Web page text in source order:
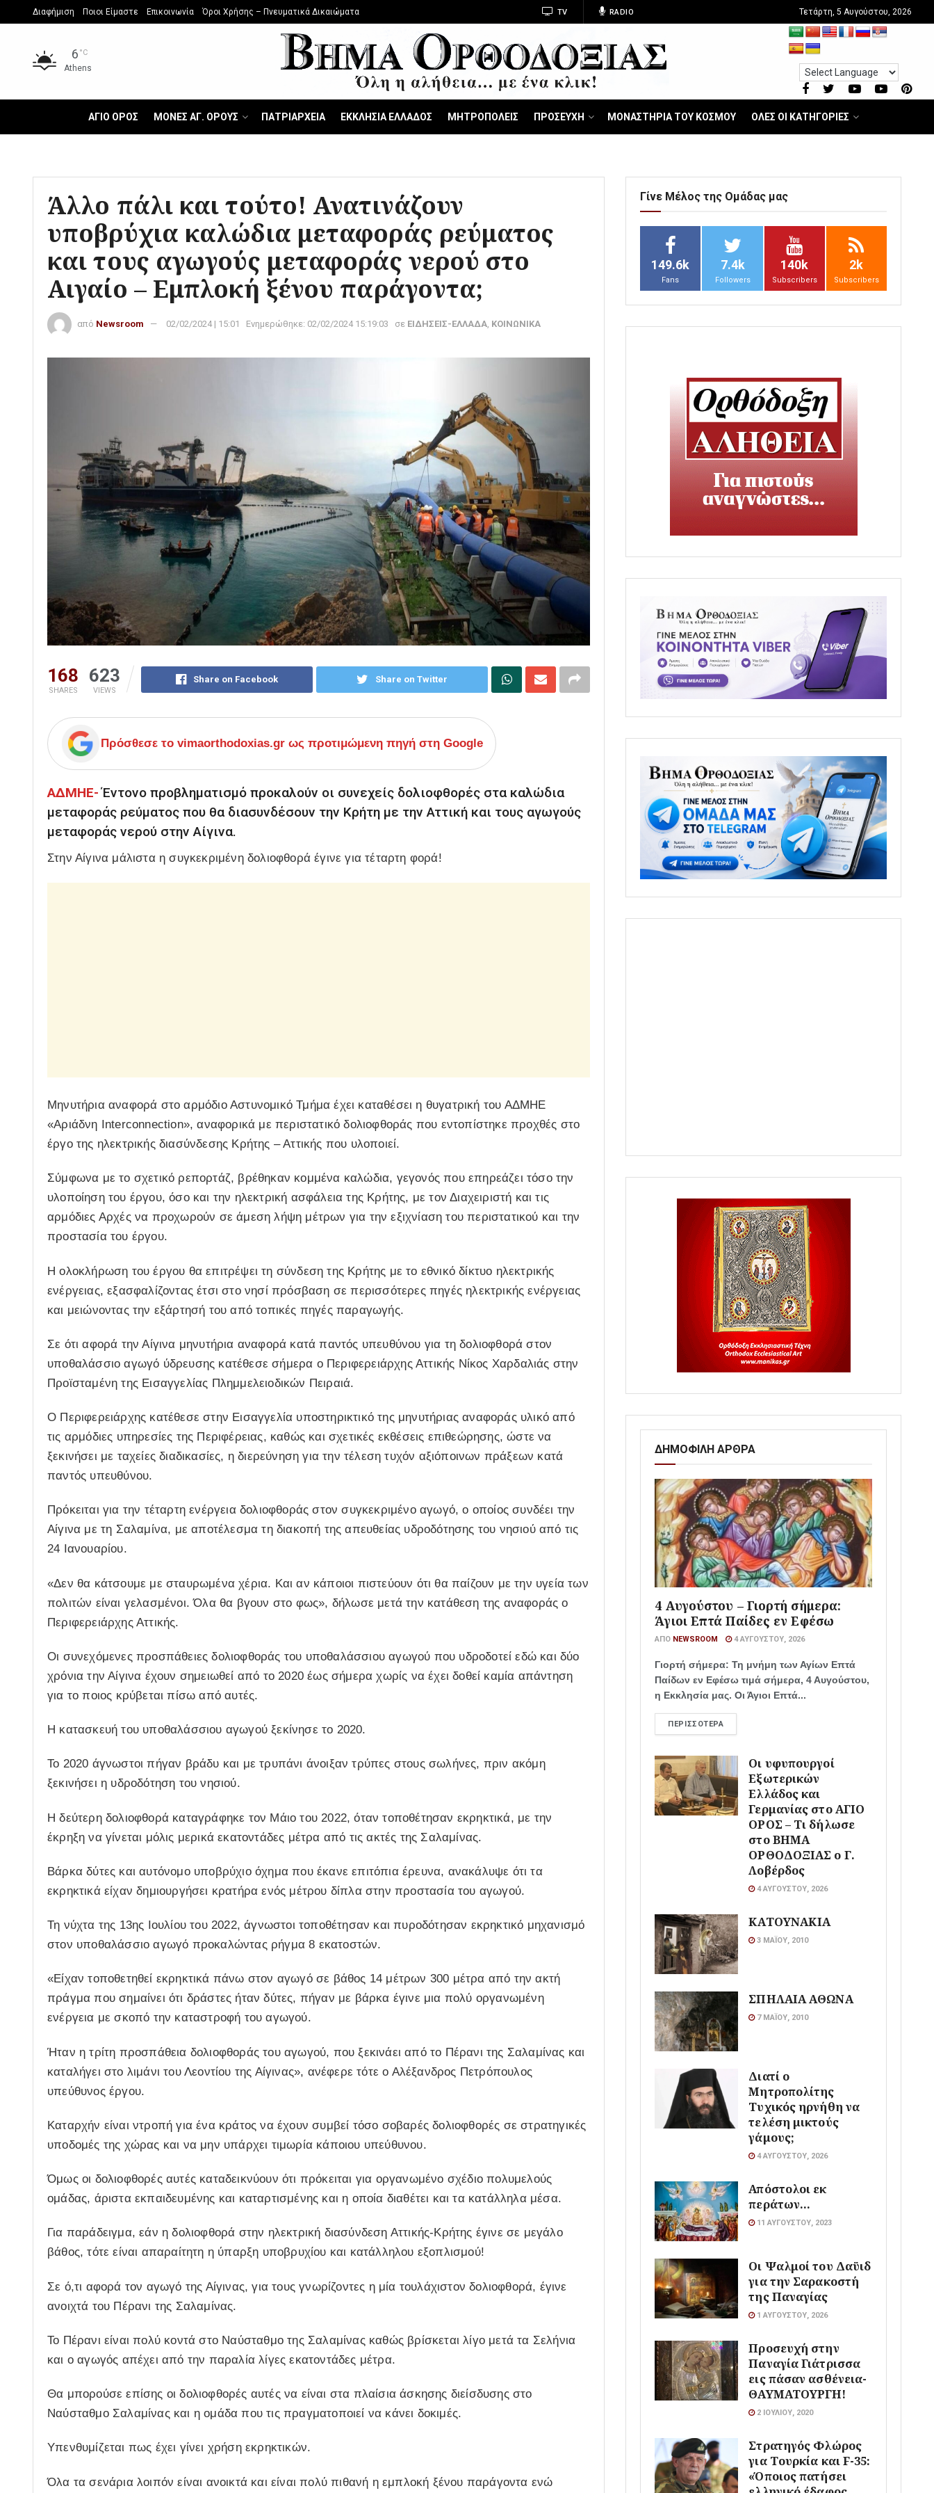
Διαφήμιση Ποιοι Είμαστε Επικοινωνία Όροι Χρήσης – Πνευματικά Δικαιώματα TV RADIO Τετάρτη, 5 Αυγούστου, 2026
6 °C
Athens
ΑΓΙΟ ΟΡΟΣ ΜΟΝΕΣ ΑΓ. ΟΡΟΥΣ ΠΑΤΡΙΑΡΧΕΙΑ ΕΚΚΛΗΣΙΑ ΕΛΛΑΔΟΣ ΜΗΤΡΟΠΟΛΕΙΣ ΠΡΟΣΕΥΧΗ ΜΟΝΑΣΤΗΡΙΑ ΤΟΥ ΚΟΣΜΟΥ ΟΛΕΣ ΟΙ ΚΑΤΗΓΟΡΙΕΣ
Άλλο πάλι και τούτο! Ανατινάζουν
υποβρύχια καλώδια μεταφοράς ρεύματος
και τους αγωγούς μεταφοράς νερού στο
Αιγαίο – Εμπλοκή ξένου παράγοντα;
από Newsroom 02/02/2024 | 15:01 Ενημερώθηκε: 02/02/2024 15:19:03 σε ΕΙΔΗΣΕΙΣ-ΕΛΛΑΔΑ ΚΟΙΝΩΝΙΚΑ
168
SHARES
623
VIEWS
Share on Facebook Share on Twitter
Πρόσθεσε το vimaorthodoxias.gr ως προτιμώμενη πηγή στη Google
ΑΔΜΗΕ-Έντονο προβληματισμό προκαλούν οι συνεχείς δολιοφθορές στα καλώδια
μεταφοράς ρεύματος που θα διασυνδέσουν την Κρήτη με την Αττική και τους αγωγούς
μεταφοράς νερού στην Αίγινα.
Στην Αίγινα μάλιστα η συγκεκριμένη δολιοφθορά έγινε για τέταρτη φορά!
Μηνυτήρια αναφορά στο αρμόδιο Αστυνομικό Τμήμα έχει καταθέσει η θυγατρική του ΑΔΜΗΕ
«Αριάδνη Interconnection», αναφορικά με περιστατικό δολιοφθοράς που εντοπίστηκε προχθές στο
έργο της ηλεκτρικής διασύνδεσης Κρήτης – Αττικής που υλοποιεί.
Σύμφωνα με το σχετικό ρεπορτάζ, βρέθηκαν κομμένα καλώδια, γεγονός που επηρεάζει τόσο την
υλοποίηση του έργου, όσο και την ηλεκτρική ασφάλεια της Κρήτης, με τον Διαχειριστή και τις
αρμόδιες Αρχές να προχωρούν σε άμεση λήψη μέτρων για την εξιχνίαση του περιστατικού και την
προστασία του έργου.
Η ολοκλήρωση του έργου θα επιτρέψει τη σύνδεση της Κρήτης με το εθνικό δίκτυο ηλεκτρικής
ενέργειας, εξασφαλίζοντας έτσι στο νησί πρόσβαση σε περισσότερες πηγές ηλεκτρικής ενέργειας
και μειώνοντας την εξάρτησή του από τοπικές πηγές παραγωγής.
Σε ότι αφορά την Αίγινα μηνυτήρια αναφορά κατά παντός υπευθύνου για τη δολιοφθορά στον
υποθαλάσσιο αγωγό ύδρευσης κατέθεσε σήμερα ο Περιφερειάρχης Αττικής Νίκος Χαρδαλιάς στην
Προϊσταμένη της Εισαγγελίας Πλημμελειοδικών Πειραιά.
Ο Περιφερειάρχης κατέθεσε στην Εισαγγελία υποστηρικτικό της μηνυτήριας αναφοράς υλικό από
τις αρμόδιες υπηρεσίες της Περιφέρειας, καθώς και σχετικές εκθέσεις επιθεώρησης, ώστε να
ξεκινήσει με ταχείες διαδικασίες, η διερεύνηση για την τέλεση τυχόν αξιόποινων πράξεων κατά
παντός υπευθύνου.
Πρόκειται για την τέταρτη ενέργεια δολιοφθοράς στον συγκεκριμένο αγωγό, ο οποίος συνδέει την
Αίγινα με τη Σαλαμίνα, με αποτέλεσμα τη διακοπή της απευθείας υδροδότησης του νησιού από τις
24 Ιανουαρίου.
«Δεν θα κάτσουμε με σταυρωμένα χέρια. Και αν κάποιοι πιστεύουν ότι θα παίζουν με την υγεία των
πολιτών είναι γελασμένοι. Όλα θα βγουν στο φως», δήλωσε μετά την κατάθεση της αναφοράς ο
Περιφερειάρχης Αττικής.
Oι συνεχόμενες προσπάθειες δολιοφθοράς του υποθαλάσσιου αγωγού που υδροδοτεί εδώ και δύο
χρόνια την Αίγινα έχουν σημειωθεί από το 2020 έως σήμερα χωρίς να έχει δοθεί καμία απάντηση
για το ποιος κρύβεται πίσω από αυτές.
Η κατασκευή του υποθαλάσσιου αγωγού ξεκίνησε το 2020.
Το 2020 άγνωστοι πήγαν βράδυ και με τρυπάνι άνοιξαν τρύπες στους σωλήνες, πριν ακόμη
ξεκινήσει η υδροδότηση του νησιού.
Η δεύτερη δολιοφθορά καταγράφηκε τον Μάιο του 2022, όταν τοποθέτησαν εκρηκτικά, με την
έκρηξη να γίνεται μόλις μερικά εκατοντάδες μέτρα από τις ακτές της Σαλαμίνας.
Βάρκα δύτες και αυτόνομο υποβρύχιο όχημα που έκανε επιτόπια έρευνα, ανακάλυψε ότι τα
εκρηκτικά είχαν δημιουργήσει κρατήρα ενός μέτρου δίπλα στην προστασία του αγωγού.
Τη νύχτα της 13ης Ιουλίου του 2022, άγνωστοι τοποθέτησαν και πυροδότησαν εκρηκτικό μηχανισμό
στον υποθαλάσσιο αγωγό προκαλώντας ρήγμα 8 εκατοστών.
«Είχαν τοποθετηθεί εκρηκτικά πάνω στον αγωγό σε βάθος 14 μέτρων 300 μέτρα από την ακτή
πράγμα που σημαίνει ότι δράστες ήταν δύτες, πήγαν με βάρκα έγινε μια πολύ οργανωμένη
ενέργεια με σκοπό την καταστροφή του αγωγού.
Ήταν η τρίτη προσπάθεια δολιοφθοράς του αγωγού, που ξεκινάει από το Πέρανι της Σαλαμίνας και
καταλήγει στο λιμάνι του Λεοντίου της Αίγινας», ανέφερε τότε ο Αλέξανδρος Πετρόπουλος
υπεύθυνος έργου.
Καταρχήν είναι ντροπή για ένα κράτος να έχουν συμβεί τόσο σοβαρές δολιοφθορές σε στρατηγικές
υποδομές της χώρας και να μην υπάρχει τιμωρία κάποιου υπεύθυνου.
Όμως οι δολιοφθορές αυτές καταδεικνύουν ότι πρόκειται για οργανωμένο σχέδιο πολυμελούς
ομάδας, άριστα εκπαιδευμένης και καταρτισμένης και η οποία διαθέτει και τα κατάλληλα μέσα.
Για παράδειγμα, εάν η δολιοφθορά στην ηλεκτρική διασύνδεση Αττικής-Κρήτης έγινε σε μεγάλο
βάθος, τότε είναι απαραίτητη η ύπαρξη υποβρυχίου και κατάλληλου εξοπλισμού!
Σε ό,τι αφορά τον αγωγό της Αίγινας, για τους γνωρίζοντες η μία τουλάχιστον δολιοφθορά, έγινε
ανοιχτά του Πέρανι της Σαλαμίνας.
Το Πέρανι είναι πολύ κοντά στο Ναύσταθμο της Σαλαμίνας καθώς βρίσκεται λίγο μετά τα Σελήνια
και ο αγωγός απέχει από την παραλία λίγες εκατοντάδες μέτρα.
Θα μπορούσε επίσης οι δολιοφθορές αυτές να είναι στα πλαίσια άσκησης διείσδυσης στο
Ναύσταθμο Σαλαμίνας και η ομάδα που τις πραγματοποιεί να κάνει δοκιμές.
Υπενθυμίζεται πως έχει γίνει χρήση εκρηκτικών.
Όλα τα σενάρια λοιπόν είναι ανοικτά και είναι πολύ πιθανή η εμπλοκή ξένου παράγοντα ενώ
Γίνε Μέλος της Ομάδας μας
149.6k
Fans
7.4k
Followers
140k
Subscribers
2k
Subscribers
ΔΗΜΟΦΙΛΗ ΑΡΘΡΑ
4 Αυγούστου – Γιορτή σήμερα:
Άγιοι Επτά Παίδες εν Εφέσω
ΑΠΌ NEWSROOM 4 ΑΥΓΟΎΣΤΟΥ, 2026
Γιορτή σήμερα: Τη μνήμη των Αγίων Επτά
Παίδων εν Εφέσω τιμά σήμερα, 4 Αυγούστου,
η Εκκλησία μας. Οι Άγιοι Επτά...
ΠΕΡΙΣΣΌΤΕΡΑ
Οι υφυπουργοί
Εξωτερικών
Ελλάδος και
Γερμανίας στο ΑΓΙΟ
ΟΡΟΣ – Τι δήλωσε
στο ΒΗΜΑ
ΟΡΘΟΔΟΞΙΑΣ ο Γ.
Λοβέρδος
4 ΑΥΓΟΎΣΤΟΥ, 2026
ΚΑΤΟΥΝΑΚΙΑ
3 ΜΑΪ́ΟΥ, 2010
ΣΠΗΛΑΙΑ ΑΘΩΝΑ
7 ΜΑΪ́ΟΥ, 2010
Διατί ο
Μητροπολίτης
Τυχικός ηρνήθη να
τελέση μικτούς
γάμους;
4 ΑΥΓΟΎΣΤΟΥ, 2026
Απόστολοι εκ
περάτων…
11 ΑΥΓΟΎΣΤΟΥ, 2023
Οι Ψαλμοί του Δαϋιδ
για την Σαρακοστή
της Παναγίας
1 ΑΥΓΟΎΣΤΟΥ, 2026
Προσευχή στην
Παναγία Γιάτρισσα
εις πάσαν ασθένεια-
ΘΑΥΜΑΤΟΥΡΓΗ!
2 ΙΟΥΛΊΟΥ, 2020
Στρατηγός Φλώρος
για Τουρκία και F-35:
«Όποιος πατήσει